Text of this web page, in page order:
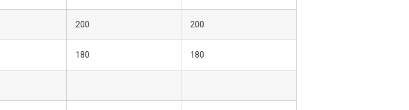
200 200
180 180